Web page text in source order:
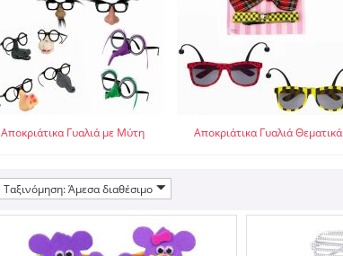
Αποκριάτικα Γυαλιά με Μύτη Αποκριάτικα Γυαλιά Θεματικά
Ταξινόμηση: Άμεσα διαθέσιμο